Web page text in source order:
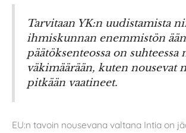
Tarvitaan YK:n uudistamista
ihmiskunnan enemmistön
päätöksenteossa on suhteessa
väkimäärään, kuten nousevat
pitkään vaatineet.
EU:n tavoin nousevana valtana Intia on